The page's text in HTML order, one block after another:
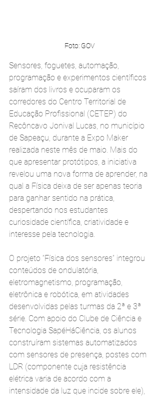
Foto: GOV
Sensores, foguetes, automação,
programação e experimentos científicos
saíram dos livros e ocuparam os
corredores do Centro Territorial de
Educação Profissional (CETEP) do
Recôncavo Jonival Lucas, no município
de Sapeaçu, durante a Expo Maker
realizada neste mês de maio. Mais do
que apresentar protótipos, a iniciativa
revelou uma nova forma de aprender, na
qual a Física deixa de ser apenas teoria
para ganhar sentido na prática,
despertando nos estudantes
curiosidade científica, criatividade e
interesse pela tecnologia.
O projeto “Física dos sensores” integrou
conteúdos de ondulatória,
eletromagnetismo, programação,
eletrônica e robótica, em atividades
desenvolvidas pelas turmas da 2ª e 3ª
série. Com apoio do Clube de Ciência e
Tecnologia SapéHáCiência, os alunos
construíram sistemas automatizados
com sensores de presença, postes com
LDR (componente cuja resistência
elétrica varia de acordo com a
intensidade da luz que incide sobre ele),